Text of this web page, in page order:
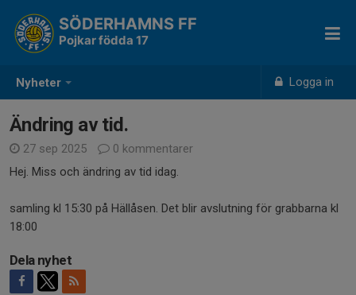
Nyheter Logga in
SÖDERHAMNS FF
Pojkar födda 17
Ändring av tid.
27 sep 2025
0 kommentarer
Hej. Miss och ändring av tid idag.
samling kl 15:30 på Hällåsen. Det blir avslutning för grabbarna kl
18:00
Dela nyhet